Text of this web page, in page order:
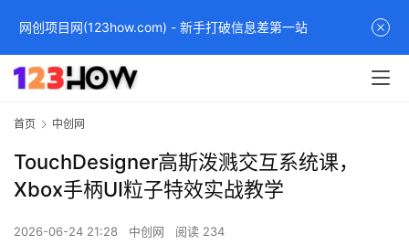
首页 中创网
TouchDesigner高斯泼溅交互系统课，
Xbox手柄UI粒子特效实战教学
2026-06-24 21:28 中创网 阅读 234
网创项目网(123how.com) - 新手打破信息差第一站